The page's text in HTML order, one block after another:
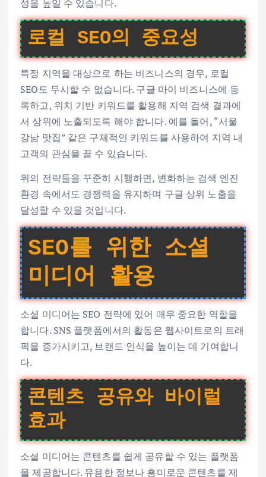
성을 높일 수 있습니다.
로컬 SEO의 중요성
특정 지역을 대상으로 하는 비즈니스의 경우, 로컬
SEO도 무시할 수 없습니다. 구글 마이 비즈니스에 등
록하고, 위치 기반 키워드를 활용해 지역 검색 결과에
서 상위에 노출되도록 해야 합니다. 예를 들어, “서울
강남 맛집” 같은 구체적인 키워드를 사용하여 지역 내
고객의 관심을 끌 수 있습니다.
위의 전략들을 꾸준히 시행하면, 변화하는 검색 엔진
환경 속에서도 경쟁력을 유지하며 구글 상위 노출을
달성할 수 있을 것입니다.
SEO를 위한 소셜
미디어 활용
소셜 미디어는 SEO 전략에 있어 매우 중요한 역할을
합니다. SNS 플랫폼에서의 활동은 웹사이트로의 트래
픽을 증가시키고, 브랜드 인식을 높이는 데 기여합니
다.
콘텐츠 공유와 바이럴
효과
소셜 미디어는 콘텐츠를 쉽게 공유할 수 있는 플랫폼
을 제공합니다. 유용한 정보나 흥미로운 콘텐츠를 제